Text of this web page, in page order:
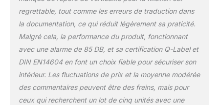
regrettable, tout comme les erreurs de traduction dans
la documentation, ce qui réduit légèrement sa praticité.
Malgré cela, la performance du produit, fonctionnant
avec une alarme de 85 DB, et sa certification Q-Label et
DIN EN14604 en font un choix fiable pour sécuriser son
intérieur. Les fluctuations de prix et la moyenne modérée
des commentaires peuvent être des freins, mais pour
ceux qui recherchent un lot de cinq unités avec une